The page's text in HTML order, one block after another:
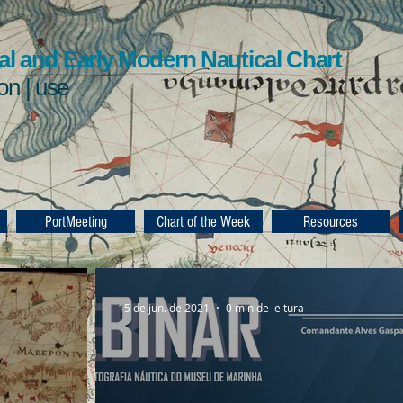
and Early Modern Nautical Chart
| use
PortMeeting Chart of the Week Resources
15 de jun. de 2021 0 min de leitura